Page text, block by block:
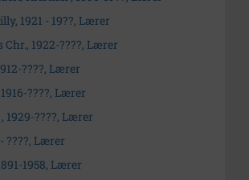
1921 - 19??, Lærer
Chr., 1922-????, Lærer
????, Lærer
????, Lærer
1929-????, Lærer
????, Lærer
1958, Lærer